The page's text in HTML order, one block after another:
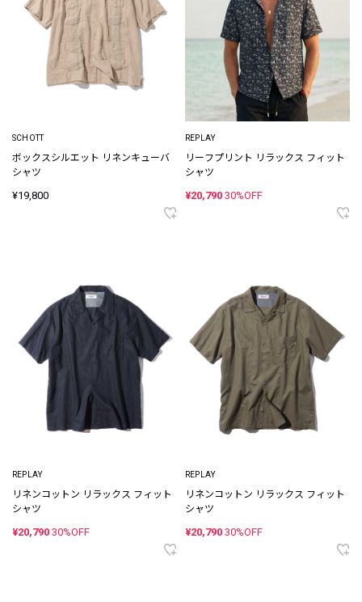
SCHOTT
ボックスシルエット リネンキューバ
シャツ
¥19,800
REPLAY
リーフプリント リラックス フィット
シャツ
¥20,790 30%OFF
REPLAY
リネンコットン リラックス フィット
シャツ
¥20,790 30%OFF
REPLAY
リネンコットン リラックス フィット
シャツ
¥20,790 30%OFF